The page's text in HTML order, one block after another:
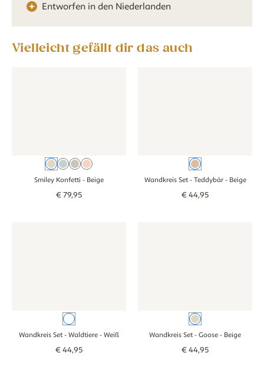
Entworfen in den Niederlanden
Vielleicht gefällt dir das auch
BeigeBlauw
GroenRosa
Smiley Konfetti - Beige
€79,95
Beige
Wandkreis Set - Teddybär- Beige
€44,95
Weiß
Wandkreis Set - Waldtiere - Weiß
€44,95
Beige
Wandkreis Set - Goose - Beige
€44,95